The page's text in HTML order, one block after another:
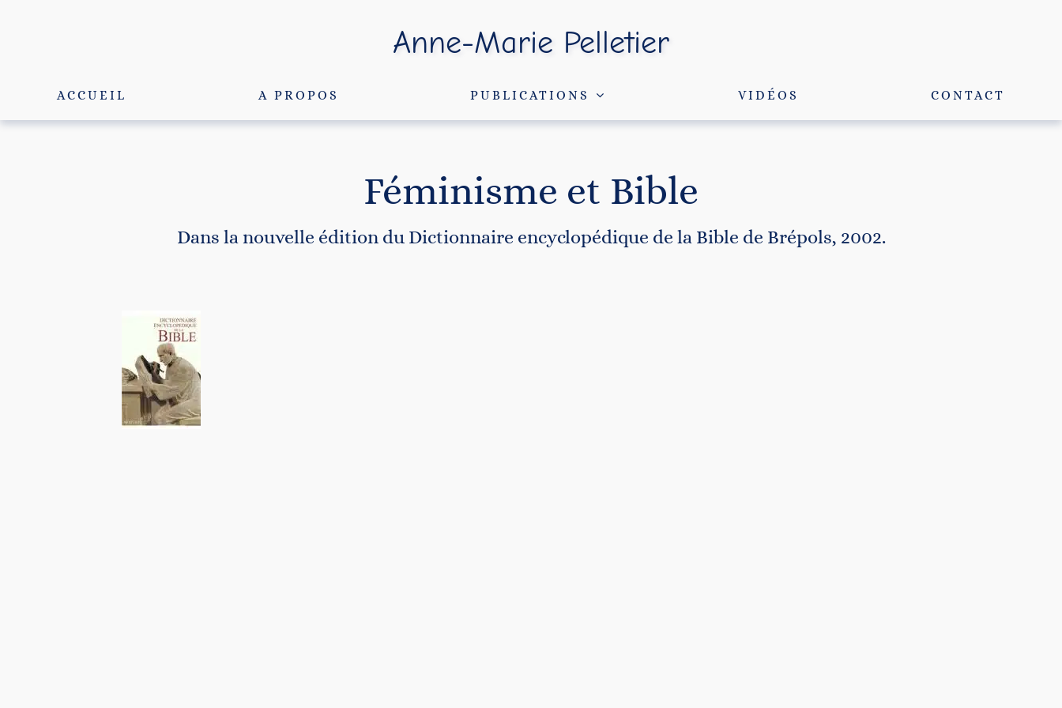
Anne-Marie Pelletier
ACCUEIL A PROPOS PUBLICATIONS VIDÉOS CONTACT
Féminisme et Bible
Dans la nouvelle édition du Dictionnaire encyclopédique de la Bible de Brépols, 2002.